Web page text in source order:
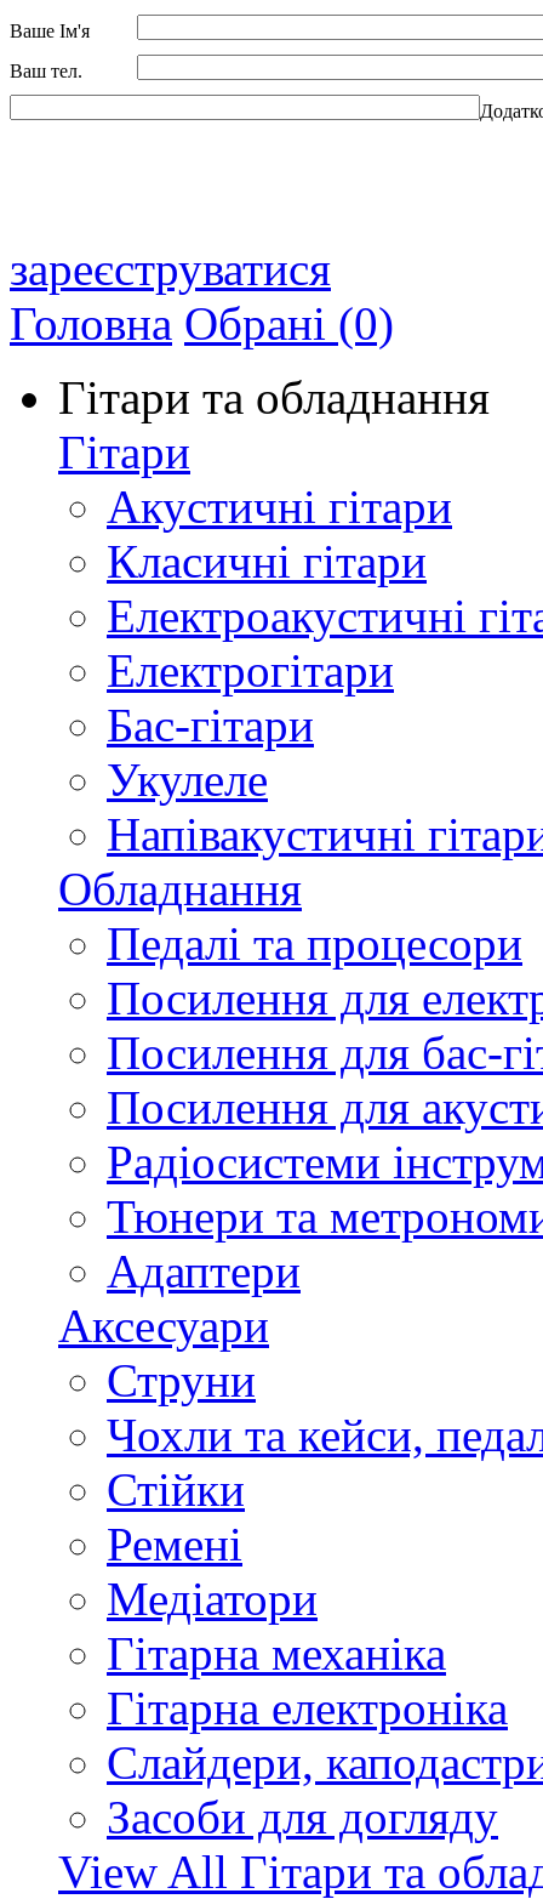
Ваше Ім'я
Ваш тел.
зареєструватися
Головна Обрані (0)
Гітари та обладнання
Гітари
Акустичні гітари
Класичні гітари
Електроакустичні
Електрогітари
Бас-гітари
Укулеле
Напівакустичні
Обладнання
Педалі та процесори
Посилення для
Посилення для бас-
Посилення для
Радіосистеми
Тюнери та
Адаптери
Аксесуари
Струни
Чохли та кейси,
Стійки
Ремені
Медіатори
Гітарна механіка
Гітарна електроніка
Слайдери,
Засоби для догляду
View All Гітари та